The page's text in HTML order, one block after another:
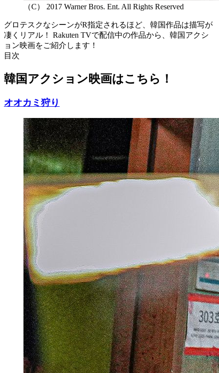
（C） 2017 Warner Bros. Ent. All Rights Reserved
グロテスクなシーンがR指定されるほど、韓国作品は描写が
凄くリアル！ Rakuten TVで配信中の作品から、韓国アクシ
ョン映画をご紹介します！
目次
韓国アクション映画はこちら！
オオカミ狩り